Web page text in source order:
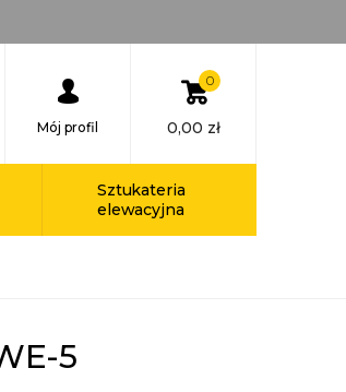
Mój profil
0
0,00 zł
Sztukateria
elewacyjna
5